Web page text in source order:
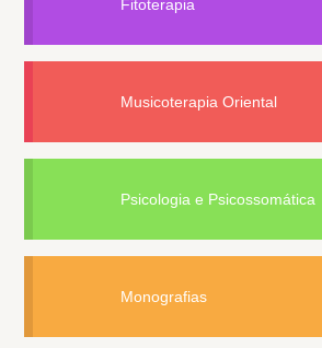
Fitoterapia
Musicoterapia Oriental
Psicologia e Psicossomática
Monografias